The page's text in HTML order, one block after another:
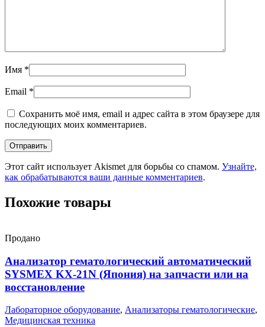
Имя *
Email *
Сохранить моё имя, email и адрес сайта в этом браузере для
последующих моих комментариев.
Этот сайт использует Akismet для борьбы со спамом. Узнайте,
как обрабатываются ваши данные комментариев.
Похожие товары
Продано
Анализатор гематологический автоматический
SYSMEX KX-21N (Япония) на запчасти или на
восстановление
Лабораторное оборудование, Анализаторы гематологические,
Медицинская техника